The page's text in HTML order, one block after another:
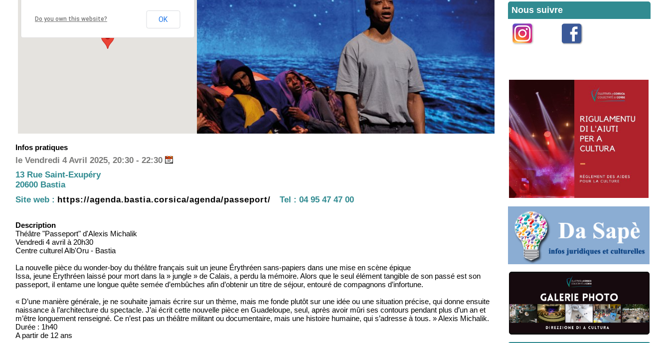
Do you own this website? OK
Infos pratiques
le Vendredi 4 Avril 2025, 20:30 - 22:30
13 Rue Saint-Exupéry
20600 Bastia
Site web : https://agenda.bastia.corsica/agenda/passeport/ Tel : 04 95 47 47 00
Description
Théâtre "Passeport" d'Alexis Michalik
Vendredi 4 avril à 20h30
Centre culturel Alb'Oru - Bastia
La nouvelle pièce du wonder-boy du théâtre français suit un jeune Érythréen sans-papiers dans une mise en scène épique
Issa, jeune Érythréen laissé pour mort dans la » jungle » de Calais, a perdu la mémoire. Alors que le seul élément tangible de son passé est son
passeport, il entame une longue quête semée d’embûches afin d’obtenir un titre de séjour, entouré de compagnons d’infortune.
« D’une manière générale, je ne souhaite jamais écrire sur un thème, mais me fonde plutôt sur une idée ou une situation précise, qui donne ensuite
naissance à l’architecture du spectacle. J’ai écrit cette nouvelle pièce en Guadeloupe, seul, après avoir mûri ses contours pendant plus d’un an et
m’être longuement renseigné. Ce n’est pas un théâtre militant ou documentaire, mais une histoire humaine, qui s’adresse à tous. » Alexis Michalik.
Durée : 1h40
A partir de 12 ans
Nous suivre